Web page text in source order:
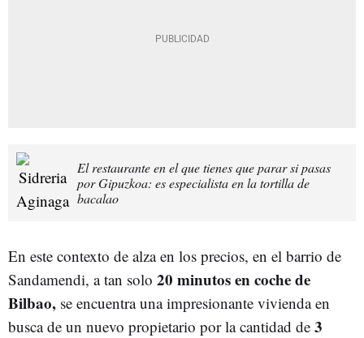
El restaurante en el que tienes que parar si pasas
por Gipuzkoa: es especialista en la tortilla de
bacalao
En este contexto de alza en los precios, en el barrio de
Sandamendi, a tan solo 20 minutos en coche de
Bilbao, se encuentra una impresionante vivienda en
busca de un nuevo propietario por la cantidad de 3